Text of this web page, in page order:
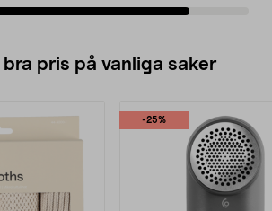
pris på vanliga saker
-25%